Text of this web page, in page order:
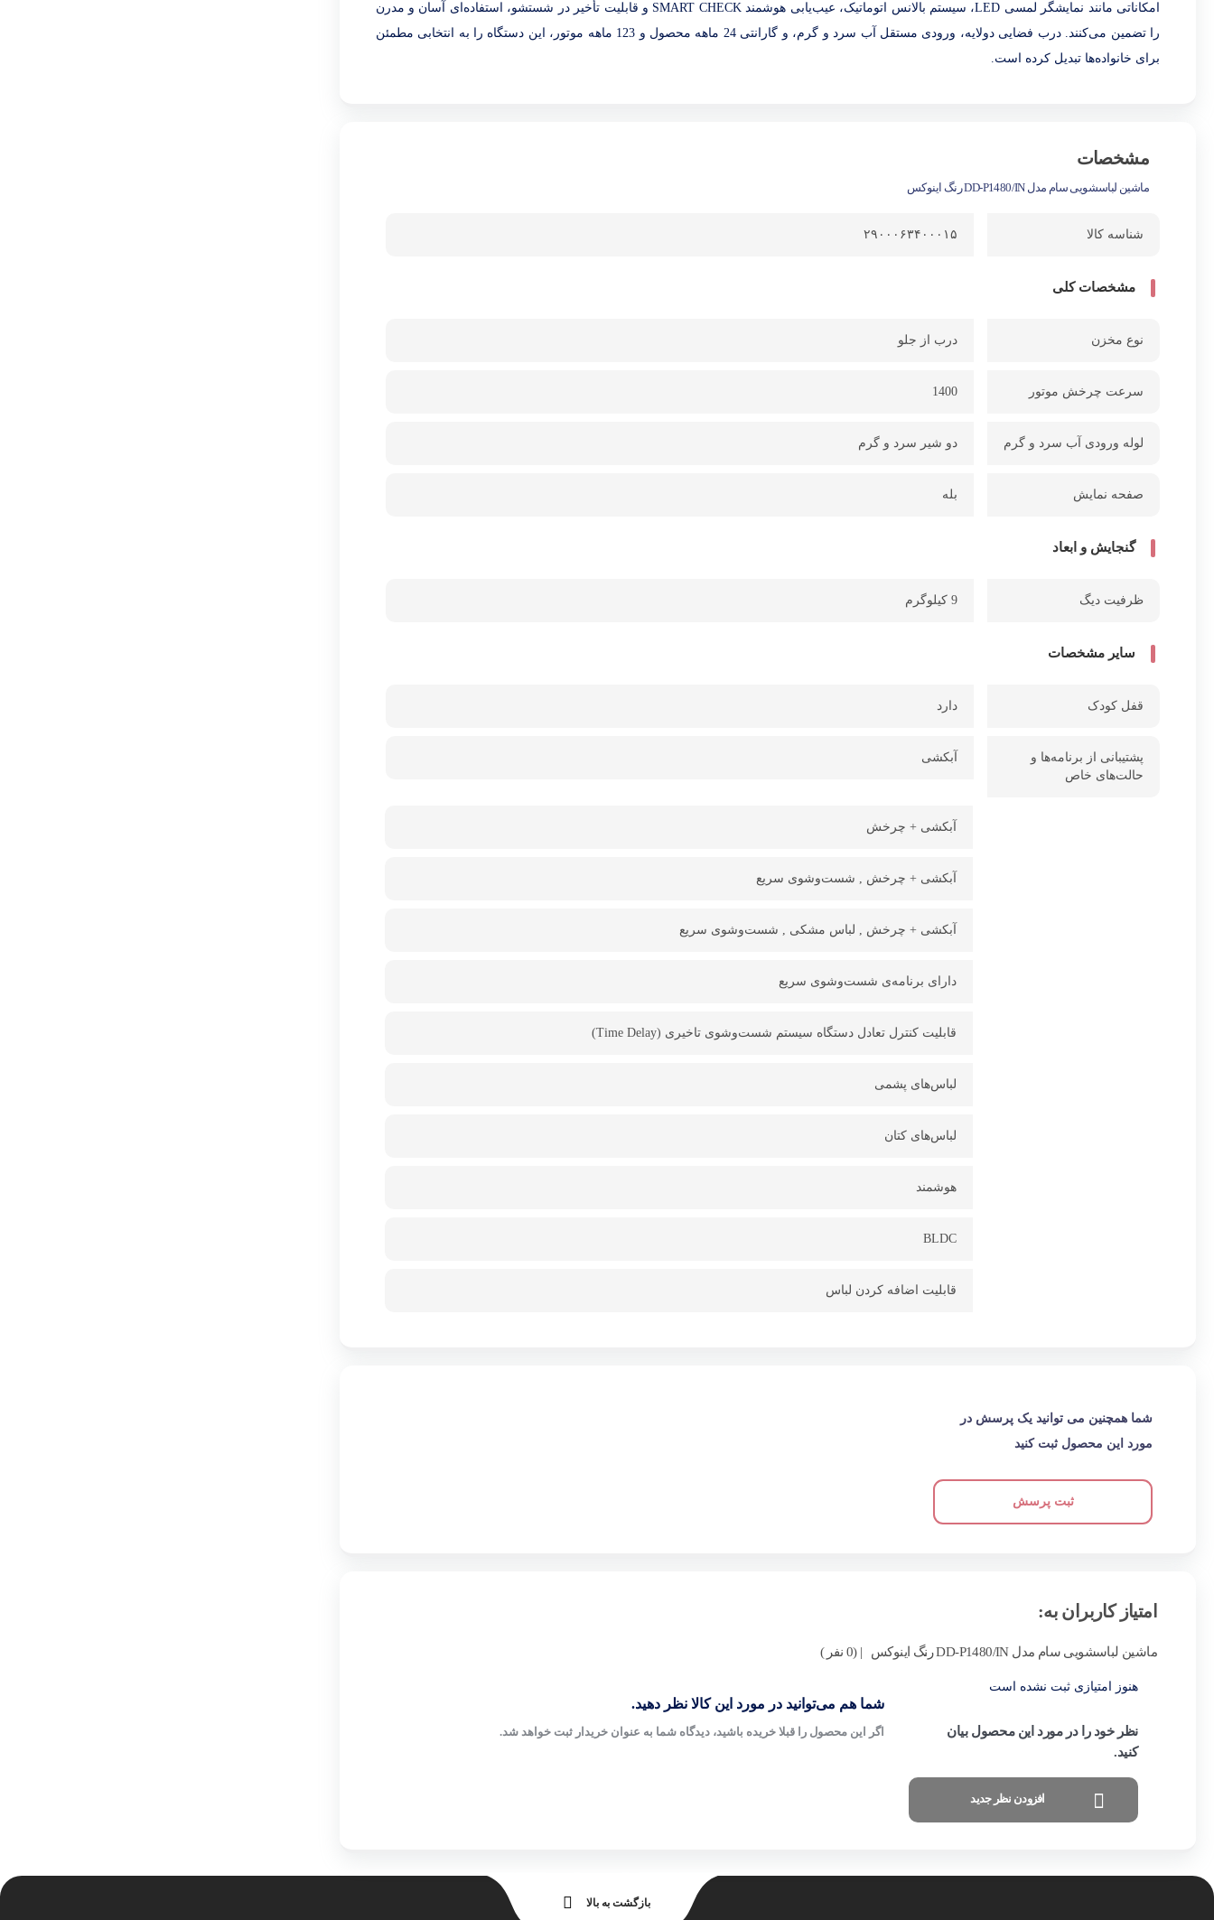
امکاناتی مانند نمایشگر لمسی LED، سیستم بالانس اتوماتیک، عیب‌یابی هوشمند SMART CHECK و قابلیت تأخیر در شستشو، استفاده‌ای آسان و مدرن
را تضمین می‌کنند. درب فضایی دو‌لایه، ورودی مستقل آب سرد و گرم، و گارانتی 24 ماهه محصول و 123 ماهه موتور، این دستگاه را به انتخابی مطمئن
برای خانواده‌ها تبدیل کرده است.
مشخصات
ماشین لباسشویی سام مدل DD-P1480/IN رنگ اینوکس
شناسه کالا ۲۹۰۰۰۶۳۴۰۰۰۱۵
مشخصات کلی
نوع مخزن درب از جلو
سرعت چرخش موتور 1400
لوله ورودی آب سرد و گرم دو شیر سرد و گرم
صفحه نمایش بله
گنجایش و ابعاد
ظرفیت دیگ 9 کیلوگرم
سایر مشخصات
قفل کودک دارد
پشتیبانی از برنامه‌ها و
حالت‌های خاص
آبکشی
آبکشی + چرخش
آبکشی + چرخش , شست‌وشوی سریع
آبکشی + چرخش , لباس مشکی , شست‌وشوی سریع
دارای برنامه‌ی شست‌وشوی سریع
قابلیت کنترل تعادل دستگاه سیستم شست‌وشوی تاخیری (Time Delay)
لباس‌های پشمی
لباس‌های کتان
هوشمند
BLDC
قابلیت اضافه کردن لباس
شما همچنین می توانید یک پرسش در
مورد این محصول ثبت کنید
ثبت پرسش
امتیاز کاربران به:
ماشین لباسشویی سام مدل DD-P1480/IN رنگ اینوکس | (0 نفر )
هنوز امتیازی ثبت نشده است
نظر خود را در مورد این محصول بیان
کنید.
افزودن نظر جدید
شما هم می‌توانید در مورد این کالا نظر دهید.
اگر این محصول را قبلا خریده باشید، دیدگاه شما به عنوان خریدار ثبت خواهد شد.
بازگشت به بالا